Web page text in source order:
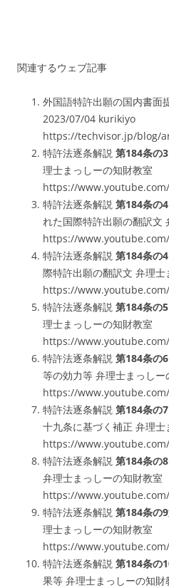
関連するウェブ記事
外国語特許出願の国内書面
2023/07/04 kurikiyo
https://techvisor.jp/blog/
特許法逐条解説 第184条の3
理士まっしーの知財教室
https://
特許法逐条解説 第184条の
れた国際特許出願の翻訳
https://www.youtube.com/
特許法逐条解説 第184条の
際特許出願の翻訳文 弁理
https://www.youtube.com/
特許法逐条解説 第184条の5
理士まっしーの知財教室
https://
特許法逐条解説 第184条の6
等の効力等 弁理士まっし
https://
特許法逐条解説 第184条の7
十九条に基づく補正 弁理
https://www.youtube.com/
特許法逐条解説 第184条の8
弁理士まっしーの知財教室
https://
特許法逐条解説 第184条の
理士まっしーの知財教室
https://www.youtube.com/
特許法逐条解説 第184条の
果等 弁理士まっしーの知